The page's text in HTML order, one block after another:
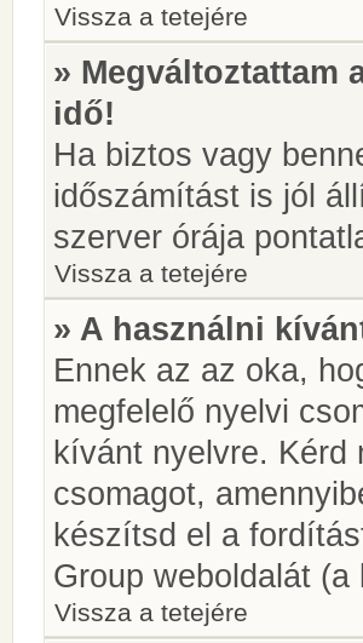
Vissza a tetejére
» Megváltoztattam
idő!
Ha biztos vagy
időszámítást is jól
szerver órája
Vissza a tetejére
» A használni
Ennek az az oka,
megfelelő nyelvi
kívánt nyelvre. Kérd
csomagot,
készítsd el a
Group weboldalát
Vissza a tetejére